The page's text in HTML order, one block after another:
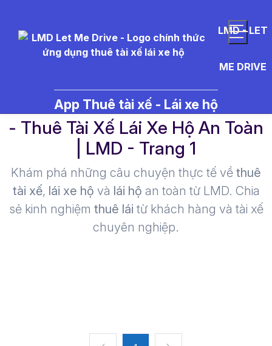
LMD - LET
ME DRIVE
App Thuê tài xế - Lái xe hộ
- Thuê Tài Xế Lái Xe Hộ An Toàn
| LMD - Trang 1​
Khám phá những câu chuyện thực tế về thuê
tài xế, lái xe hộ và lái hộ an toàn từ LMD. Chia
sẻ kinh nghiệm thuê lái từ khách hàng và tài xế
chuyên nghiệp.